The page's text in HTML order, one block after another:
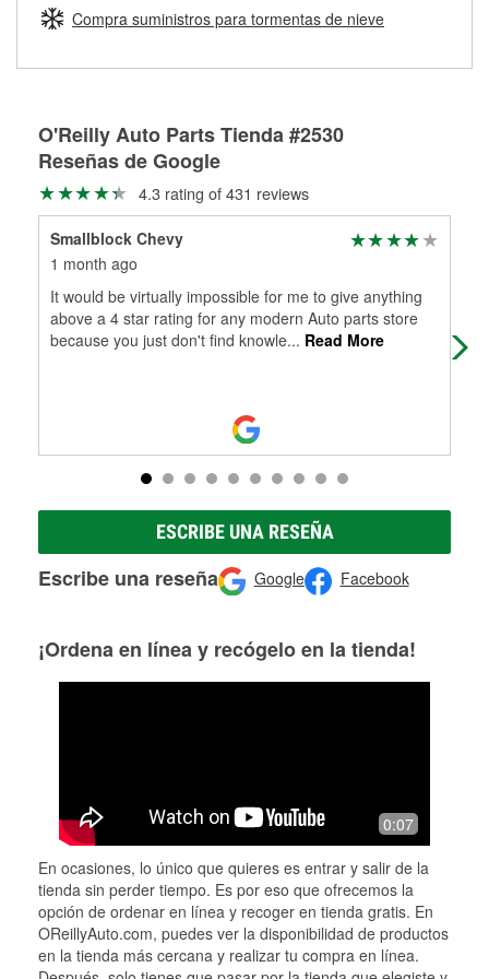
Más información sobre el Programa de Préstamo de
medirán tus tambores o discos para determinar si pueden
ser rectificados con seguridad. Si tus tambores o discos no
partes de reemplazo correctas para tu reparación.
Compra suministros para tormentas de nieve
O'Reilly Auto Parts Tienda #2530
Reseñas de Google
4.3 rating of 431 reviews
Smallblock Chevy
1 month ago
It would be virtually impossible for me to give anything
above a 4 star rating for any modern Auto parts store
because you just don't find knowle... Read More
ESCRIBE UNA RESEÑA
Escribe una reseña Google Facebook
¡Ordena en línea y recógelo en la tienda!
0:07
En ocasiones, lo único que quieres es entrar y salir de la
tienda sin perder tiempo. Es por eso que ofrecemos la
opción de ordenar en línea y recoger en tienda gratis. En
OReillyAuto.com, puedes ver la disponibilidad de productos
en la tienda más cercana y realizar tu compra en línea.